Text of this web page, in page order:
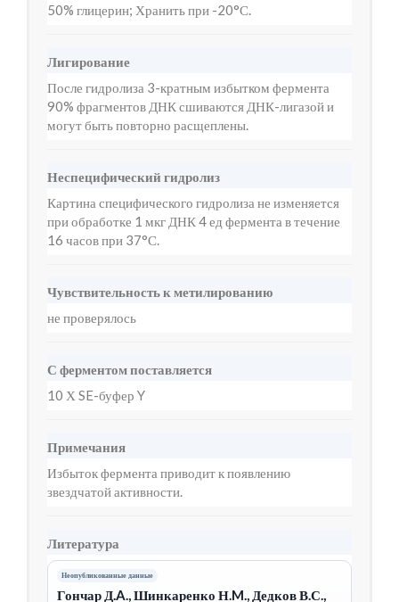
50% глицерин; Хранить при -20°С.
Лигирование
После гидролиза 3-кратным избытком фермента
90% фрагментов ДНК сшиваются ДНК-лигазой и
могут быть повторно расщеплены.
Неспецифический гидролиз
Картина специфического гидролиза не изменяется
при обработке 1 мкг ДНК 4 ед фермента в течение
16 часов при 37°С.
Чувствительность к метилированию
не проверялось
С ферментом поставляется
10 Х SE-буфер Y
Примечания
Избыток фермента приводит к появлению
звездчатой активности.
Литература
Неопубликованные данные
Гончар Д.A., Шинкаренко Н.M., Дедков В.С.,